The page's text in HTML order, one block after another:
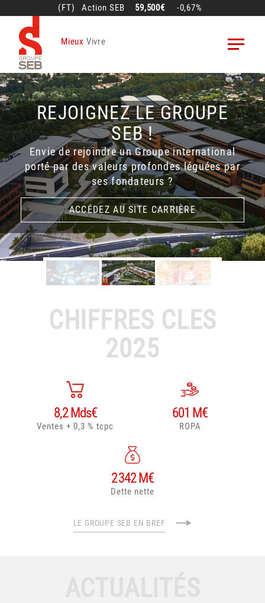
contenu
principal
(FT) ActionSEB 59,500€ -0,67%
Mieux Vivre
VENTES ET RÉSULTATS
1ER SEMESTRE 2026
Présentation en direct le 22 juillet à 18h00
(heure de Paris)
REJOIGNEZ LE WEBCAST
REJOIGNEZ LE WEBCAST
REJOIGNEZ LE GROUPE
SEB !
Envie de rejoindre un Groupe international
porté par des valeurs profondes léguées par
ses fondateurs ?
ACCÉDEZ AU SITE CARRIÈRE
ACCÉDEZ AU SITE CARRIÈRE
SEB DISCOVERY
Plongez dans l'incroyable histoire du Groupe
SEB avec SEB Discovery !
EN SAVOIR PLUS
EN SAVOIR PLUS
CHIFFRES CLES
2025
8,2Mds€
Ventes + 0,3 % tcpc
601 M€
ROPA
2 342M€
Dette nette
LE GROUPE SEB EN BREF